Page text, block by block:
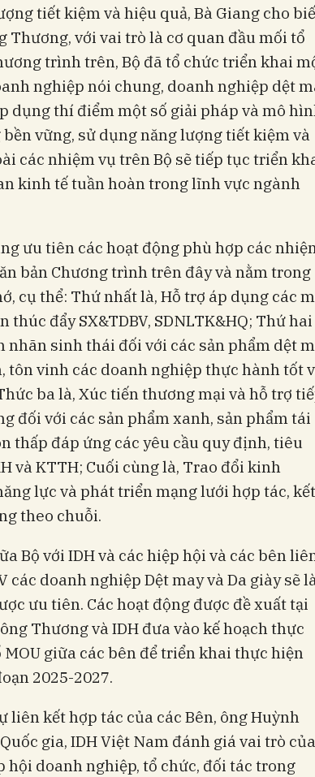
tiết kiệm và hiệu quả, Bà Giang cho
Thương, với vai trò là cơ quan đầu mối tổ
trình trên, Bộ đã tổ chức triển khai
nghiệp nói chung, doanh nghiệp dệt
dụng thí điểm một số giải pháp và mô
vững, sử dụng năng lượng tiết kiệm và
các nhiệm vụ trên Bộ sẽ tiếp tục triển
kinh tế tuần hoàn trong lĩnh vực ngành
ưu tiên các hoạt động phù hợp các
bản Chương trình trên đây và nằm trong
cụ thể: Thứ nhất là, Hỗ trợ áp dụng các
đẩy SX&TDBV, SDNLTK&HQ; Thứ hai
nhãn sinh thái đối với các sản phẩm dệt
tôn vinh các doanh nghiệp thực hành tốt
ba là, Xúc tiến thương mại và hỗ trợ
đối với các sản phẩm xanh, sản phẩm tái
thấp đáp ứng các yêu cầu quy định, tiêu
và KTTH; Cuối cùng là, Trao đổi kinh
lực và phát triển mạng lưới hợp tác, kết
theo chuỗi.
Bộ với IDH và các hiệp hội và các bên
các doanh nghiệp Dệt may và Da giày sẽ
ưu tiên. Các hoạt động được đề xuất tại
Thương và IDH đưa vào kế hoạch thực
giữa các bên để triển khai thực hiện
2025-2027.
liên kết hợp tác của các Bên, ông Huỳnh
gia, IDH Việt Nam đánh giá vai trò của
hội doanh nghiệp, tổ chức, đối tác trong